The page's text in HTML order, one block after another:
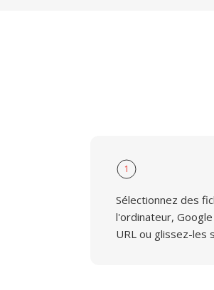
1
Sélectionnez des
l'ordinateur,
URL ou glissez-les